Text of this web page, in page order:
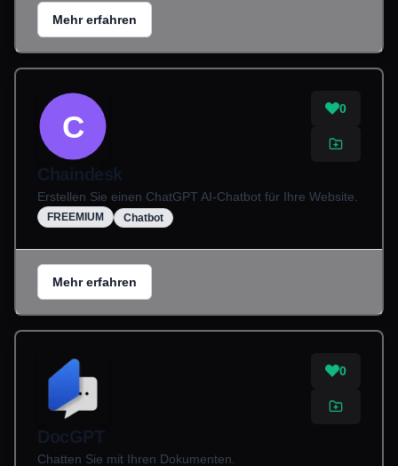
Mehr erfahren
C
0
Chaindesk
Erstellen Sie einen ChatGPT AI-Chatbot für Ihre Website.
FREEMIUM Chatbot
Mehr erfahren
0
DocGPT
Chatten Sie mit Ihren Dokumenten.